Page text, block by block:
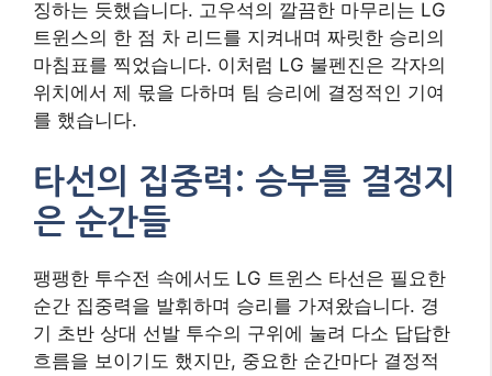
징하는 듯했습니다. 고우석의 깔끔한 마무리는 LG
트윈스의 한 점 차 리드를 지켜내며 짜릿한 승리의
마침표를 찍었습니다. 이처럼 LG 불펜진은 각자의
위치에서 제 몫을 다하며 팀 승리에 결정적인 기여
를 했습니다.
타선의 집중력: 승부를 결정지
은 순간들
팽팽한 투수전 속에서도 LG 트윈스 타선은 필요한
순간 집중력을 발휘하며 승리를 가져왔습니다. 경
기 초반 상대 선발 투수의 구위에 눌려 다소 답답한
흐름을 보이기도 했지만, 중요한 순간마다 결정적